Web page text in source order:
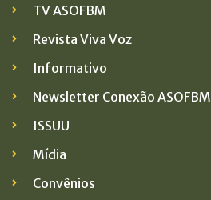
TV ASOFBM
Revista Viva Voz
Informativo
Newsletter Conexão ASOFBM
ISSUU
Mídia
Convênios